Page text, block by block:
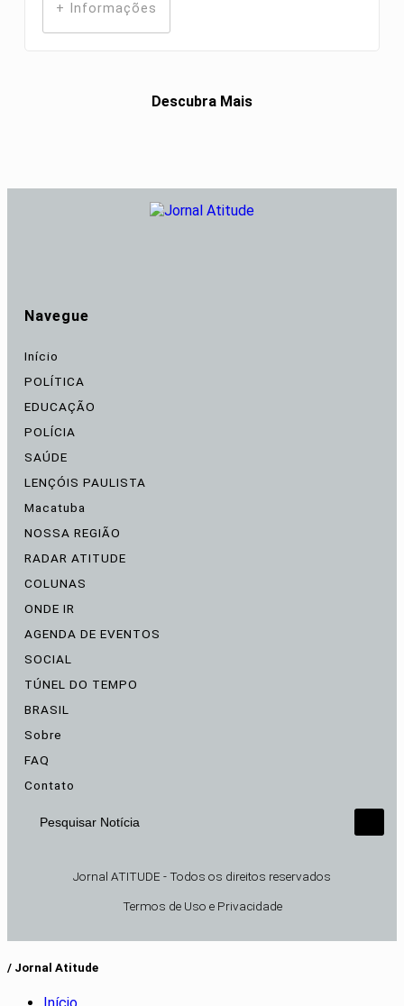
+ Informações
Descubra Mais
Navegue
Início
POLÍTICA
EDUCAÇÃO
POLÍCIA
SAÚDE
LENÇÓIS PAULISTA
Macatuba
NOSSA REGIÃO
RADAR ATITUDE
COLUNAS
ONDE IR
AGENDA DE EVENTOS
SOCIAL
TÚNEL DO TEMPO
BRASIL
Sobre
FAQ
Contato
Pesquisar Notícia
Jornal ATITUDE - Todos os direitos reservados
Termos de Uso e Privacidade
/ Jornal Atitude